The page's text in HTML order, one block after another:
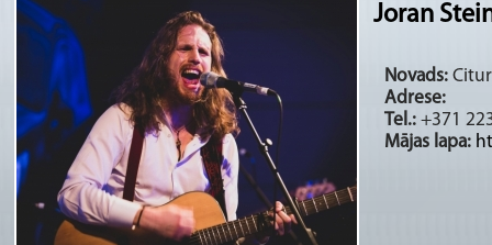
Joran
Novads: Citur
Adrese:
Tel.: +371
Mājas lapa: